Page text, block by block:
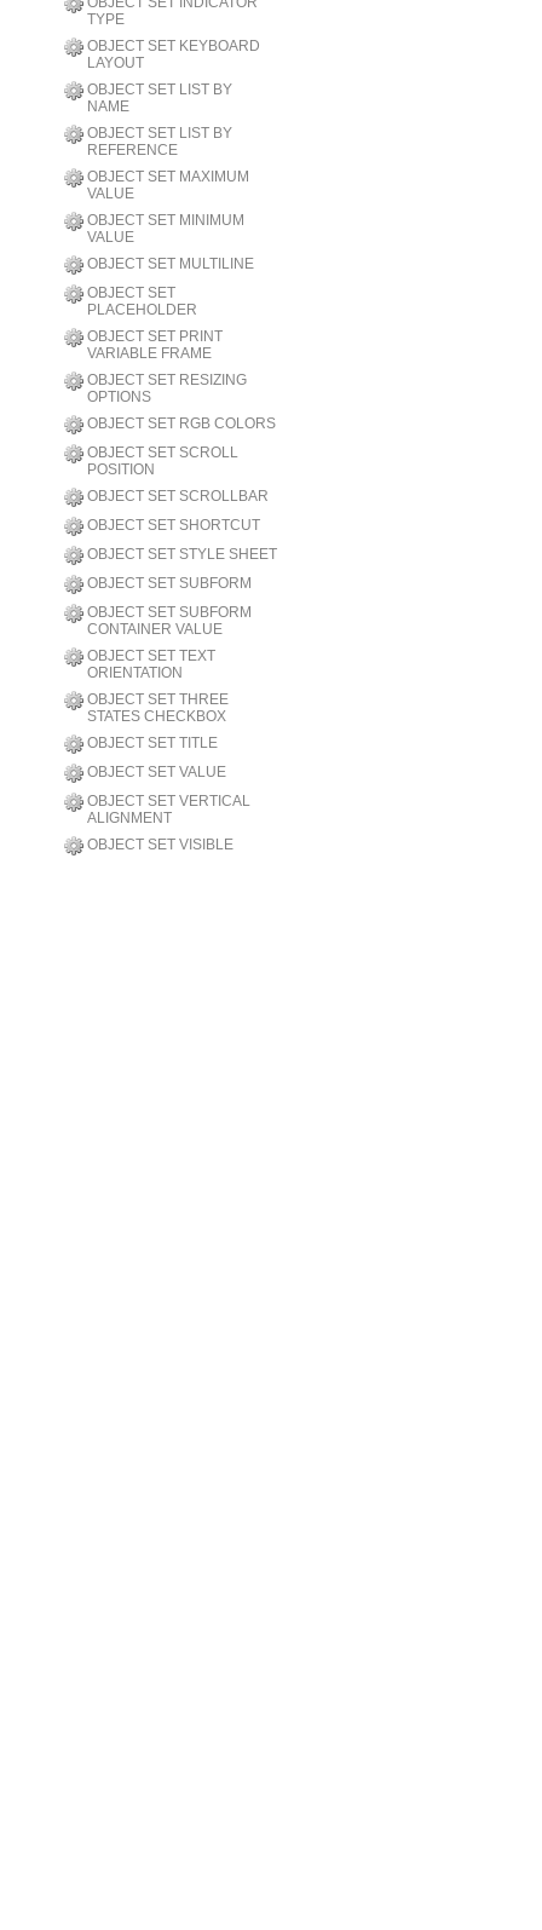
TYPE
OBJECT SET KEYBOARD
LAYOUT
OBJECT SET LIST BY
NAME
OBJECT SET LIST BY
REFERENCE
OBJECT SET MAXIMUM
VALUE
OBJECT SET MINIMUM
VALUE
OBJECT SET MULTILINE
OBJECT SET
PLACEHOLDER
OBJECT SET PRINT
VARIABLE FRAME
OBJECT SET RESIZING
OPTIONS
OBJECT SET RGB COLORS
OBJECT SET SCROLL
POSITION
OBJECT SET SCROLLBAR
OBJECT SET SHORTCUT
OBJECT SET STYLE SHEET
OBJECT SET SUBFORM
OBJECT SET SUBFORM
CONTAINER VALUE
OBJECT SET TEXT
ORIENTATION
OBJECT SET THREE
STATES CHECKBOX
OBJECT SET TITLE
OBJECT SET VALUE
OBJECT SET VERTICAL
ALIGNMENT
OBJECT SET VISIBLE